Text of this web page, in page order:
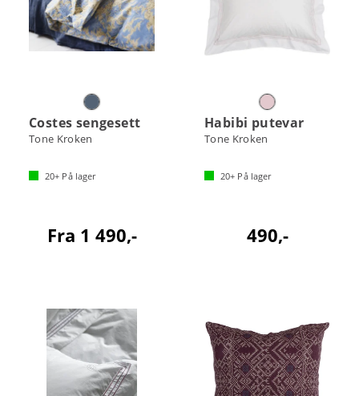
Costes sengesett
Tone Kroken
20+ På lager
Fra 1 490,-
Habibi putevar
Tone Kroken
20+ På lager
490,-